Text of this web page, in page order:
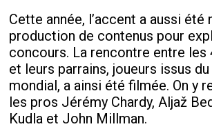
Cette année, l’accent a aussi été
production de contenus pour
concours. La rencontre entre les
et leurs parrains, joueurs issus du
mondial, a ainsi été filmée. On y
les pros Jérémy Chardy, Aljaž
Kudla et John Millman.